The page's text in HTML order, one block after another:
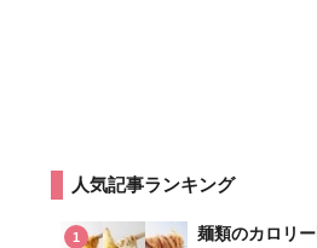
人気記事ランキング
1
麺類のカロリ